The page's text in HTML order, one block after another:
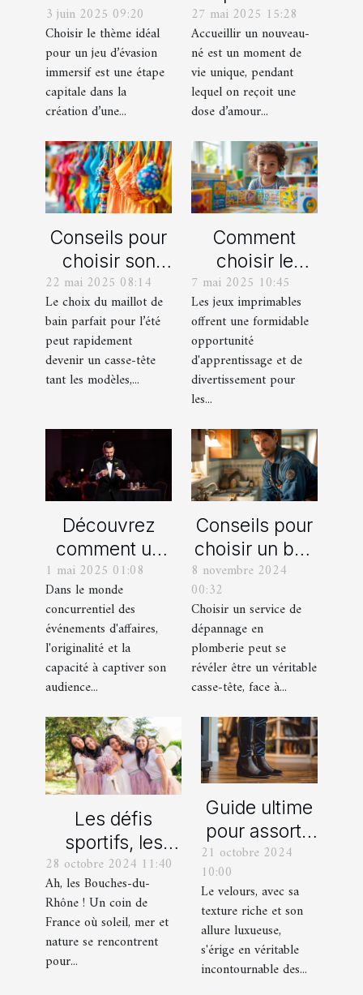
thème parfait
pour votre
prochain jeu
d'évasion
immersif
3 juin 2025 09:20
Choisir le thème idéal
pour un jeu d’évasion
immersif est une étape
capitale dans la
création d’une...
cadeaux de
naissance
personnalisés
!
27 mai 2025 15:28
Accueillir un nouveau-
né est un moment de
vie unique, pendant
lequel on reçoit une
dose d’amour...
Conseils pour
choisir son
maillot de bain
idéal pour l'été
22 mai 2025 08:14
Le choix du maillot de
bain parfait pour l’été
peut rapidement
devenir un casse-tête
tant les modèles,...
Comment
choisir le
meilleur jeu
imprimable
pour votre
enfant
7 mai 2025 10:45
Les jeux imprimables
offrent une formidable
opportunité
d'apprentissage et de
divertissement pour
les...
Découvrez
comment un
spectacle de
magie
transforme les
événements
professionnels
1 mai 2025 01:08
Dans le monde
concurrentiel des
événements d'affaires,
l'originalité et la
capacité à captiver son
audience...
Conseils pour
choisir un bon
service de
dépannage en
plomberie
8 novembre 2024
00:32
Choisir un service de
dépannage en
plomberie peut se
révéler être un véritable
casse-tête, face à...
Les défis
sportifs, les
incontournables
de toute
organisation
d’EVG et EVJF
28 octobre 2024 11:40
Ah, les Bouches-du-
Rhône ! Un coin de
France où soleil, mer et
nature se rencontrent
pour...
Guide ultime
pour assortir
vos
chaussures
avec des
pantalons en
velours
21 octobre 2024
10:00
Le velours, avec sa
texture riche et son
allure luxueuse,
s'érige en véritable
incontournable des...